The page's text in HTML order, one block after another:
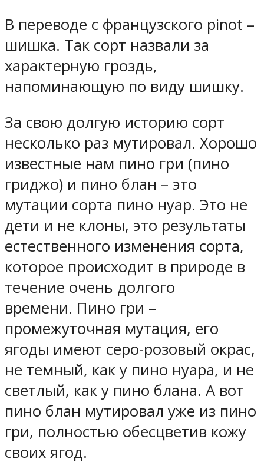
В переводе с французского рinot –
шишка. Так сорт назвали за
характерную гроздь,
напоминающую по виду шишку.
За свою долгую историю сорт
несколько раз мутировал. Хорошо
известные нам пино гри (пино
гриджо) и пино блан – это
мутации сорта пино нуар. Это не
дети и не клоны, это результаты
естественного изменения сорта,
которое происходит в природе в
течение очень долгого
времени. Пино гри –
промежуточная мутация, его
ягоды имеют серо-розовый окрас,
не темный, как у пино нуара, и не
светлый, как у пино блана. А вот
пино блан мутировал уже из пино
гри, полностью обесцветив кожу
своих ягод.